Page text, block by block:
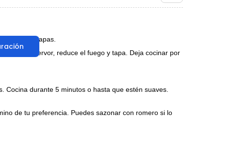
cubrir las papas.
suelte hervor, reduce el fuego y tapa. Deja cocinar por
Cocina durante 5 minutos o hasta que estén suaves.
de tu preferencia. Puedes sazonar con romero si lo